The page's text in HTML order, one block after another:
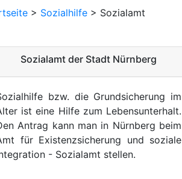
> Sozialhilfe > Sozialamt
Sozialamt der Stadt Nürnberg
bzw. die Grundsicherung im
ist eine Hilfe zum Lebensunterhalt.
Antrag kann man in Nürnberg beim
für Existenzsicherung und soziale
- Sozialamt stellen.